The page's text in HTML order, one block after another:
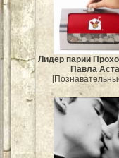
Лидер парии
Павла